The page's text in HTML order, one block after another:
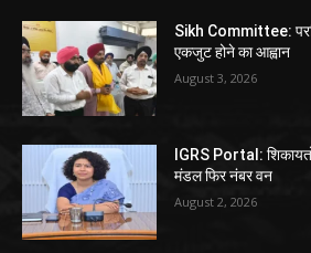
Sikh Committee:
एकजुट होने का आह्वान
August 3, 2026
IGRS Portal:
मंडल फिर नंबर वन
August 2, 2026